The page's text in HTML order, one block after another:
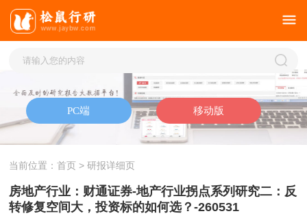
当前位置：首页 > 研报详细页
房地产行业：财通证券-地产行业拐点系列研究二：反
转修复空间大，投资标的如何选？-260531